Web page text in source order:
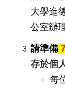
大學進
公室辦
請準備 7
存於個
每